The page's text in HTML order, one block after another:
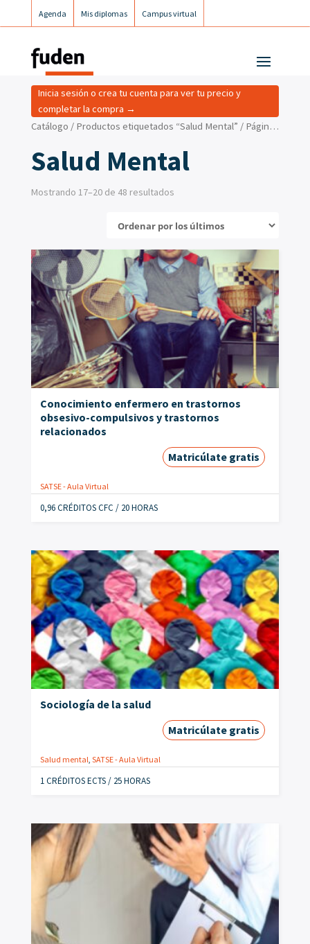
Agenda Mis diplomas Campus virtual
Catálogo / Productos etiquetados “Salud Mental” / Página 5
Salud Mental
Inicia sesión o crea tu cuenta para ver tu precio y
completar la compra →
Mostrando 17–20 de 48 resultados
Conocimiento enfermero en trastornos
obsesivo-compulsivos y trastornos
relacionados
Matricúlate gratis
SATSE - Aula Virtual
0,96 CRÉDITOS CFC / 20 HORAS
Sociología de la salud
Matricúlate gratis
Salud mental, SATSE - Aula Virtual
1 CRÉDITOS ECTS / 25 HORAS